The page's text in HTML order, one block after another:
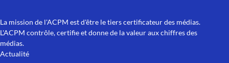
La mission de l'ACPM est d'être le tiers certificateur des médias.
L'ACPM contrôle, certifie et donne de la valeur aux chiffres des
médias.
Actualité